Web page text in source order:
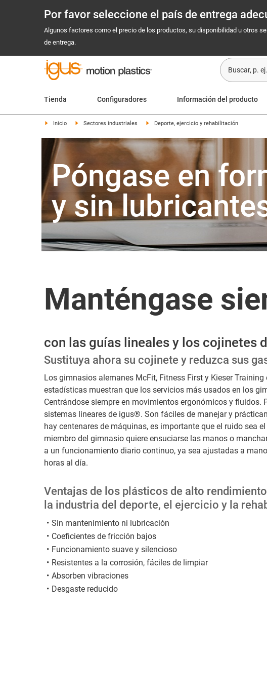
Por favor seleccione el país de entrega
Algunos factores como el precio de los productos, su disponibilidad u otros
de entrega.
Tienda Configuradores Información del producto
Inicio Sectores industriales Deporte, ejercicio y rehabilitación
Póngase en
y sin
Manténgase
con las guías lineales y los cojinetes
Sustituya ahora su cojinete y reduzca sus
Los gimnasios alemanes McFit, Fitness First y Kieser
estadísticas muestran que los servicios más usados en los
Centrándose siempre en movimientos ergonómicos y
sistemas lineares de igus®. Son fáciles de manejar y
hay centenares de máquinas, es importante que el ruido sea
miembro del gimnasio quiere ensuciarse las manos o
a un funcionamiento diario continuo, ya sea ajustadas a
horas al día.
Ventajas de los plásticos de alto
la industria del deporte, el ejercicio y la
Sin mantenimiento ni lubricación
Coeficientes de fricción bajos
Funcionamiento suave y silencioso
Resistentes a la corrosión, fáciles de limpiar
Absorben vibraciones
Desgaste reducido